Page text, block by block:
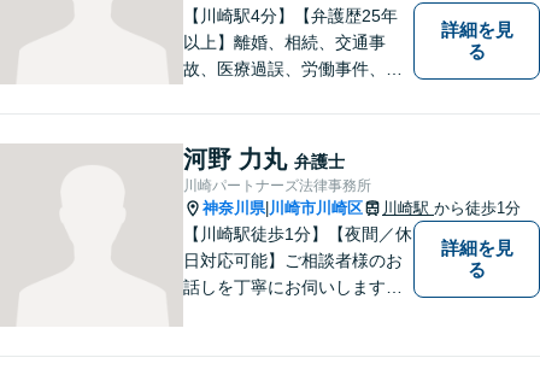
【川崎駅4分】【弁護歴25年
以上】離婚、相続、交通事
故、医療過誤、労働事件、会
績あり！日々勉強を怠らず、
皆様を守れるよう尽力してい
ます。人権を守りながら社会
の役に立つことがやりがいで
す。【後払いOK】
詳細を見
る
河野 力丸 弁護士
川崎パートナーズ法律事務所
神奈川県| 川崎市川崎区 川崎駅 から徒歩1分
【川崎駅徒歩1分】【夜間／休
日対応可能】ご相談者様のお
話しを丁寧にお伺いします。
詳細を見
る